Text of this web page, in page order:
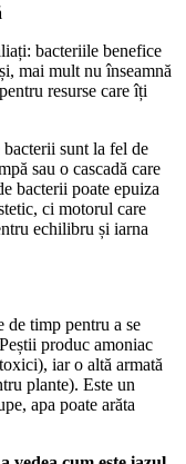
bacteriile benefice
mai mult nu înseamnă
resurse care îți
bacterii sunt la fel de
sau o cascadă care
bacterii poate epuiza
ci motorul care
echilibru și iarna
de timp pentru a se
produc amoniac
iar o altă armată
plante). Este un
apa poate arăta